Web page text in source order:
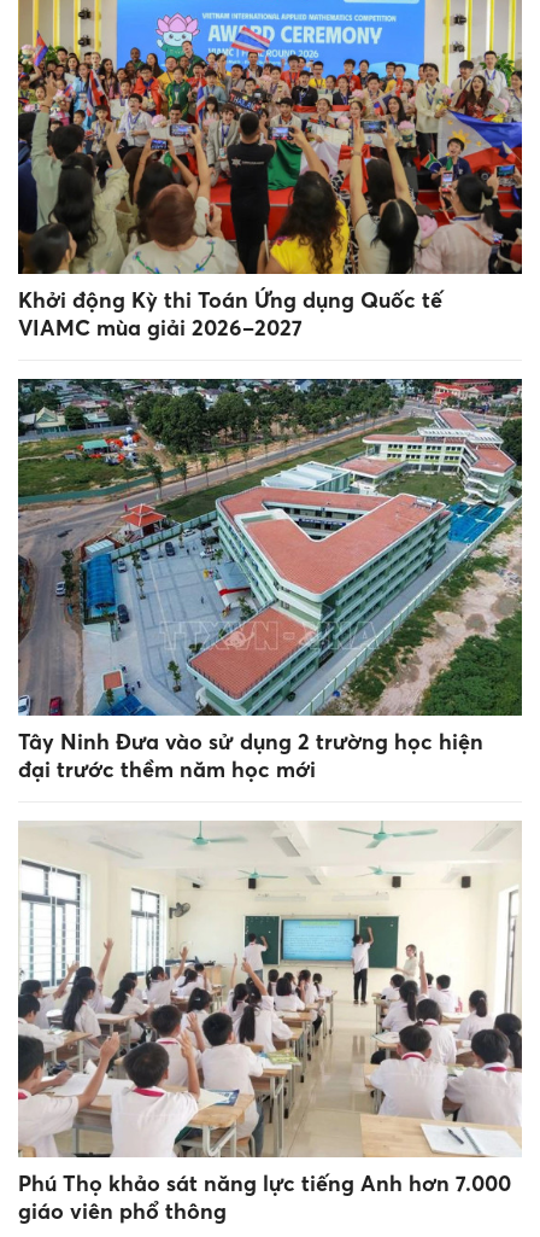
Khởi động Kỳ thi Toán Ứng dụng Quốc tế
VIAMC mùa giải 2026–2027
Tây Ninh Đưa vào sử dụng 2 trường học hiện
đại trước thềm năm học mới
Phú Thọ khảo sát năng lực tiếng Anh hơn 7.000
giáo viên phổ thông